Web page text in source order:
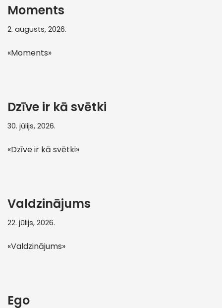
Moments
2. augusts, 2026.
«Moments»
Dzīve ir kā svētki
30. jūlijs, 2026.
«Dzīve ir kā svētki»
Valdzinājums
22. jūlijs, 2026.
«Valdzinājums»
Ego